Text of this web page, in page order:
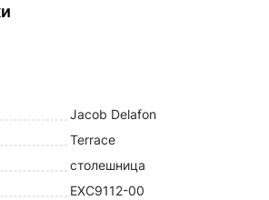
Jacob Delafon
Terrace
столешница
EXC9112-00